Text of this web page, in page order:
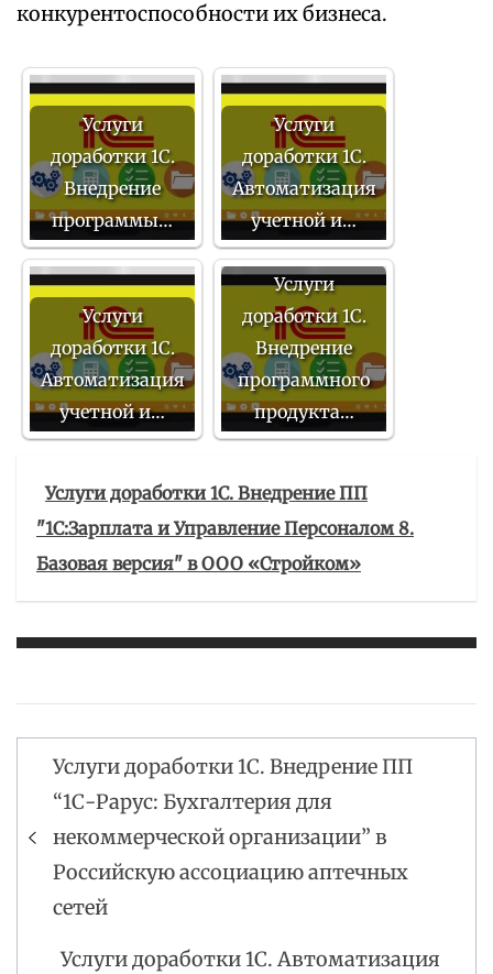
конкурентоспособности их бизнеса.
Услуги
доработки 1С.
Внедрение
программы…
Услуги
доработки 1С.
Автоматизация
учетной и…
Услуги
доработки 1С.
Автоматизация
учетной и…
Услуги
доработки 1С.
Внедрение
программного
продукта…
Услуги доработки 1С. Внедрение ПП
"1С:Зарплата и Управление Персоналом 8.
Базовая версия" в ООО «Стройком»
Навигация
по
записям
Услуги доработки 1С. Внедрение ПП
“1С-Рарус: Бухгалтерия для
некоммерческой организации” в
Российскую ассоциацию аптечных
сетей
Услуги доработки 1С. Автоматизация